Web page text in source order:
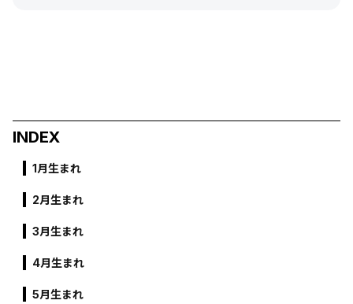
INDEX
1月生まれ
2月生まれ
3月生まれ
4月生まれ
5月生まれ